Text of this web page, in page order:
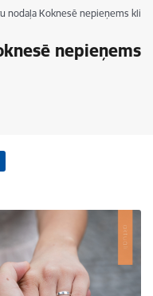
nodaļa Koknesē nepieņems
nepieņems